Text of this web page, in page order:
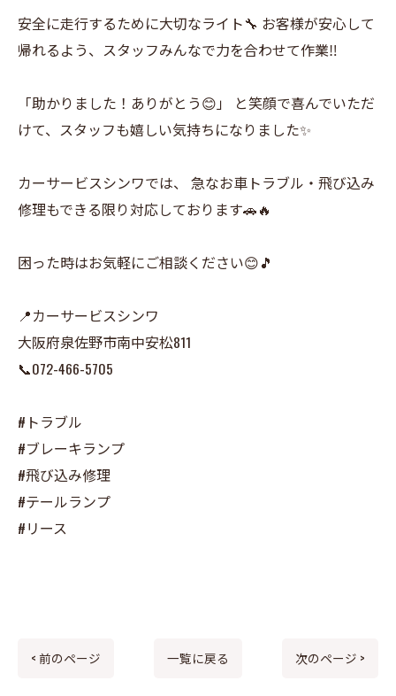
安全に走行するために大切なライト🔧 お客様が安心して
帰れるよう、スタッフみんなで力を合わせて作業‼️
「助かりました！ありがとう😊」 と笑顔で喜んでいただ
けて、スタッフも嬉しい気持ちになりました✨
カーサービスシンワでは、 急なお車トラブル・飛び込み
修理もできる限り対応しております🚗🔥
困った時はお気軽にご相談ください😊🎵
📍カーサービスシンワ
大阪府泉佐野市南中安松811
📞072-466-5705
#トラブル
#ブレーキランプ
#飛び込み修理
#テールランプ
#リース
< 前のページ 一覧に戻る 次のページ >